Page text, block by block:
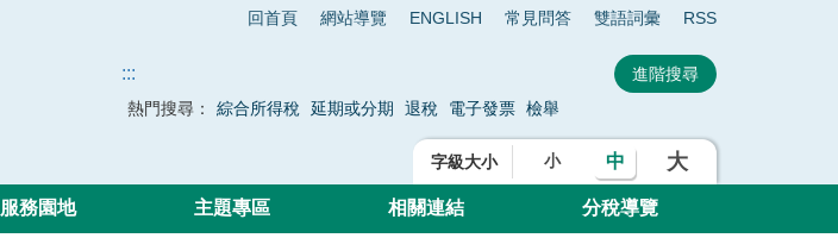
回首頁 網站導覽 ENGLISH 常見問答 雙語詞彙 RSS
:::
熱門搜尋： 綜合所得稅 延期或分期 退稅 電子發票 檢舉
字級大小 小 中 大
服務園地 主題專區 相關連結 分稅導覽